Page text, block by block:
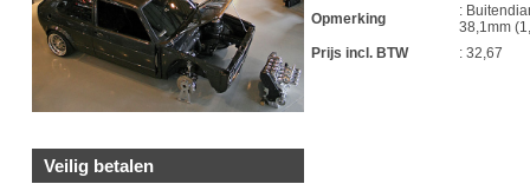
Veilig betalen
Opmerking
:
38,1mm
Prijs incl. BTW
: 32,67